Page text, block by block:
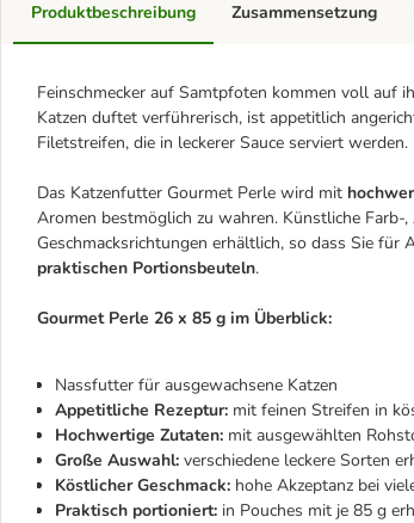
Produktbeschreibung
Feinschmecker auf Samtpfoten kommen voll auf
Katzen duftet verführerisch, ist appetitlich
Filetstreifen, die in leckerer Sauce serviert werden.
Das Katzenfutter Gourmet Perle wird mit
Aromen bestmöglich zu wahren. Künstliche
Geschmacksrichtungen erhältlich, so dass Sie
praktischen Portionsbeuteln.
Gourmet Perle 26 x 85 g im Überblick:
Nassfutter für ausgewachsene Katzen
Appetitliche Rezeptur: mit feinen Streifen in
Hochwertige Zutaten: mit ausgewählten
Große Auswahl: verschiedene leckere Sorten
Köstlicher Geschmack: hohe Akzeptanz bei
Praktisch portioniert: in Pouches mit je 85 g
Zusammensetzung